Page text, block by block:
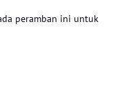
peramban ini untuk